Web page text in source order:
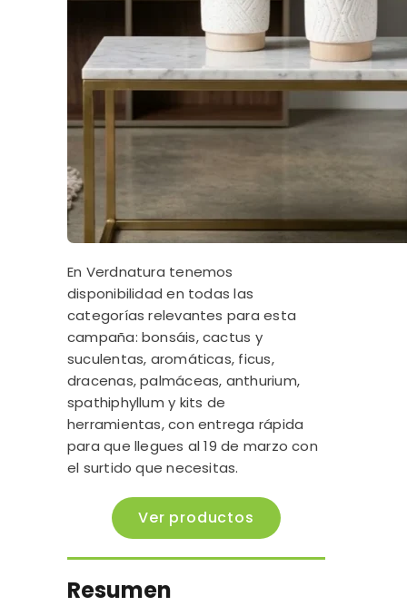
En Verdnatura tenemos
disponibilidad en todas las
categorías relevantes para esta
campaña: bonsáis, cactus y
suculentas, aromáticas, ficus,
dracenas, palmáceas, anthurium,
spathiphyllum y kits de
herramientas, con entrega rápida
para que llegues al 19 de marzo con
el surtido que necesitas.
Ver productos
Resumen